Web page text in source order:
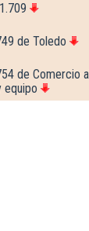
de Toledo
de Comercio
equipo